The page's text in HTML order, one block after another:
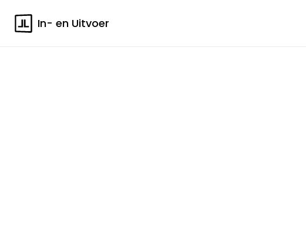
In- en Uitvoer